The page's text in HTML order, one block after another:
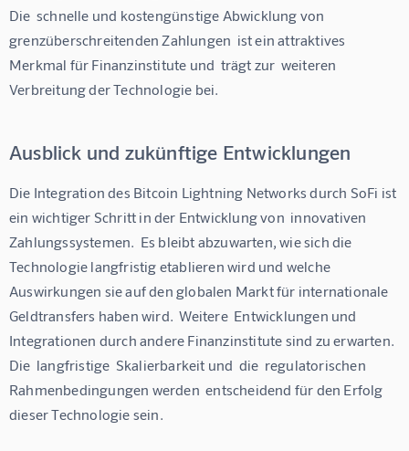
Die  schnelle und kostengünstige Abwicklung von
grenzüberschreitenden Zahlungen  ist ein attraktives
Merkmal für Finanzinstitute und  trägt zur  weiteren
Verbreitung der Technologie bei.
Ausblick und zukünftige Entwicklungen
Die Integration des Bitcoin Lightning Networks durch SoFi ist
ein wichtiger Schritt in der Entwicklung von  innovativen
Zahlungssystemen.  Es bleibt abzuwarten, wie sich die
Technologie langfristig etablieren wird und welche
Auswirkungen sie auf den globalen Markt für internationale
Geldtransfers haben wird.  Weitere  Entwicklungen und
Integrationen durch andere Finanzinstitute sind zu erwarten.
Die  langfristige  Skalierbarkeit und  die  regulatorischen
Rahmenbedingungen werden  entscheidend für den Erfolg
dieser Technologie sein.